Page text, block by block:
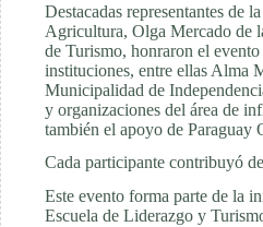
Destacadas representantes de
Agricultura, Olga Mercado de
de Turismo, honraron el
instituciones, entre ellas Alma
Municipalidad de
y organizaciones del área de
también el apoyo de Paraguay
Cada participante contribuyó
Este evento forma parte de la
Escuela de Liderazgo y